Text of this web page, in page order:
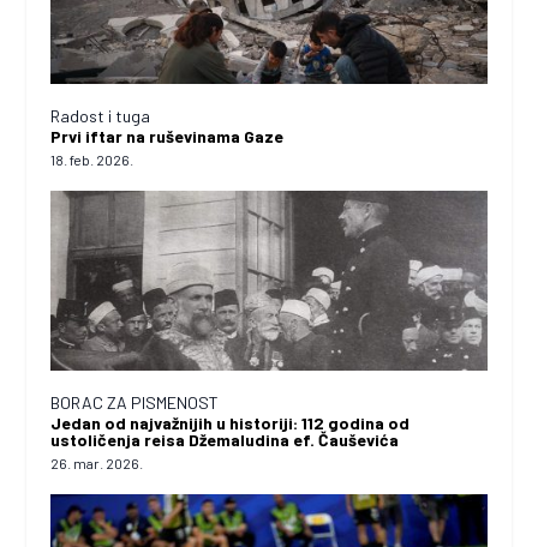
Radost i tuga
Prvi iftar na ruševinama Gaze
18. feb. 2026.
BORAC ZA PISMENOST
Jedan od najvažnijih u historiji: 112 godina od
ustoličenja reisa Džemaludina ef. Čauševića
26. mar. 2026.